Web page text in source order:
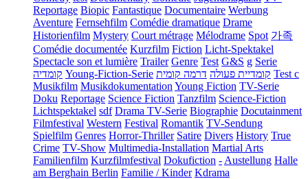
Reportage Biopic Fantastique Documentaire Werbung
Aventure Fernsehfilm Comédie dramatique Drame
Historienfilm Mystery Court métrage Mélodrame Spot 가족
Comédie documentée Kurzfilm Fiction Licht-Spektakel
Spectacle son et lumière Trailer Genre Test G&S g Serie
קומדיה Young-Fiction-Serie קומדיית פעולה דרמה קומית
Test c
Musikfilm Musikdokumentation Young Fiction TV-Serie
Doku Reportage Science Fiction Tanzfilm Science-Fiction
Lichtspektakel sdf Drama TV-Serie Biographie Docutainment
Filmfestival Western Festival Romantik TV-Sendung
Spielfilm Genres Horror-Thriller Satire Divers History True
Crime TV-Show Multimedia-Installation Martial Arts
Familienfilm Kurzfilmfestival Dokufiction - Austellung Halle
am Berghain Berlin Familie / Kinder Kdrama